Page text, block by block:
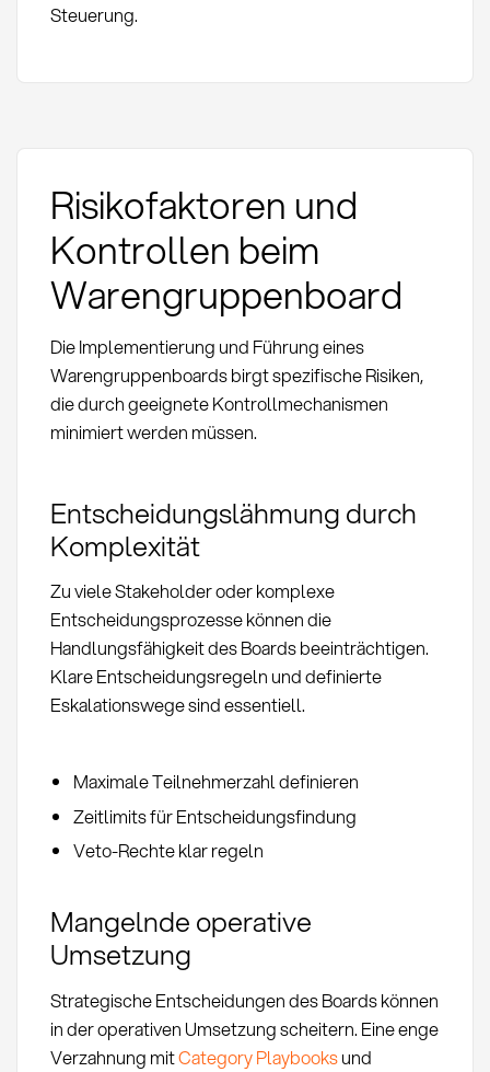
Steuerung.
Risikofaktoren und
Kontrollen beim
Warengruppenboard
Die Implementierung und Führung eines
Warengruppenboards birgt spezifische Risiken,
die durch geeignete Kontrollmechanismen
minimiert werden müssen.
Entscheidungslähmung durch
Komplexität
Zu viele Stakeholder oder komplexe
Entscheidungsprozesse können die
Handlungsfähigkeit des Boards beeinträchtigen.
Klare Entscheidungsregeln und definierte
Eskalationswege sind essentiell.
Maximale Teilnehmerzahl definieren
Zeitlimits für Entscheidungsfindung
Veto-Rechte klar regeln
Mangelnde operative
Umsetzung
Strategische Entscheidungen des Boards können
in der operativen Umsetzung scheitern. Eine enge
Verzahnung mitCategory Playbooksund